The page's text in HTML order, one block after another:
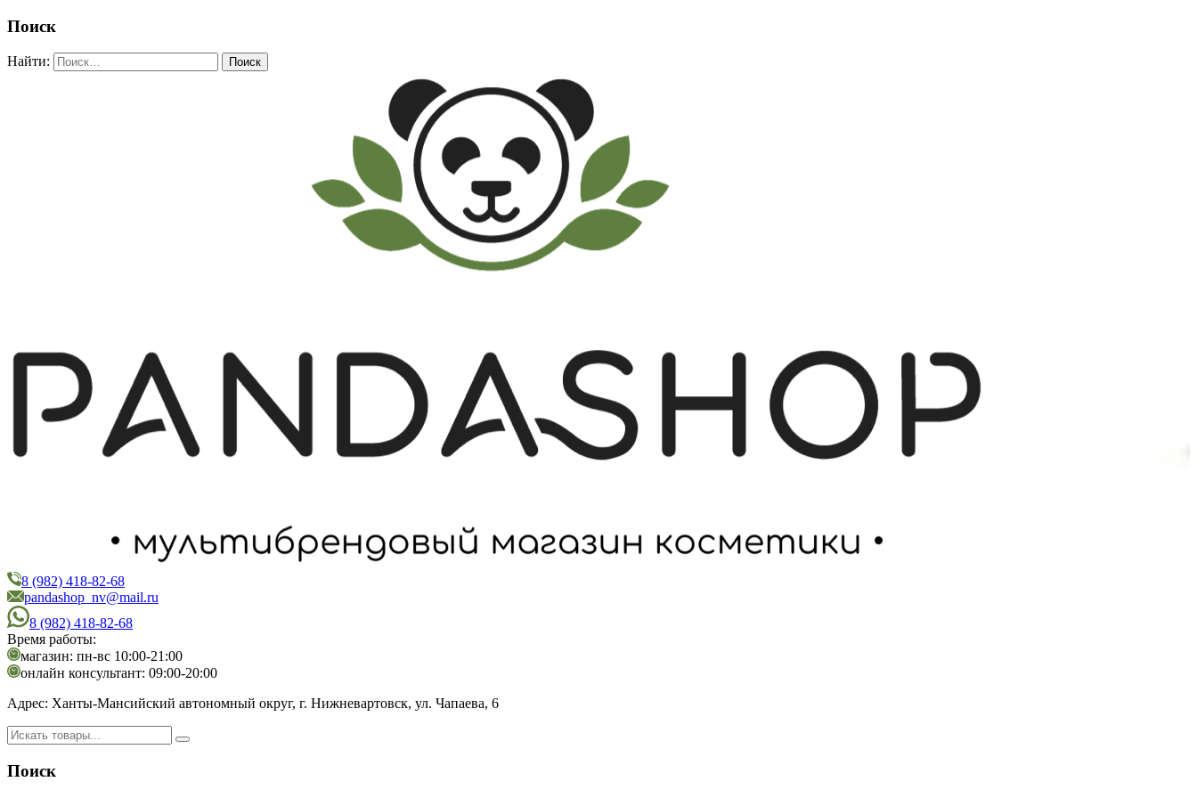
Поиск
Найти:
PandaShop
Интернет-магазин косметики
8 (982) 418-82-68
pandashop_nv@mail.ru
8 (982) 418-82-68
Время работы:
магазин: пн-вс 10:00-21:00
онлайн консультант: 09:00-20:00
Адрес: Ханты-Мансийский автономный округ, г. Нижневартовск, ул. Чапаева, 6
Поиск